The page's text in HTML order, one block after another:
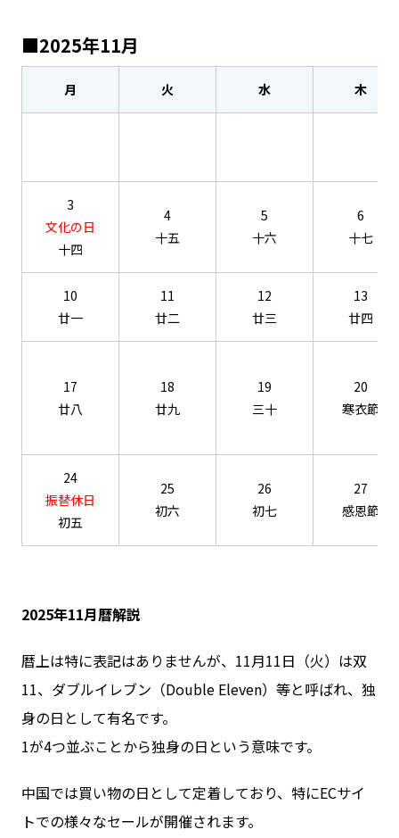
■2025年11月
月 火 水 木
3
文化の日
十四
4
十五
5
十六
6
十七
10
廿一
11
廿二
12
廿三
13
廿四
17
廿八
18
廿九
19
三十
20
寒衣節
24
振替休日
初五
25
初六
26
初七
27
感恩節
2025年11月暦解説
暦上は特に表記はありませんが、11月11日（火）は双
11、ダブルイレブン（Double Eleven）等と呼ばれ、独
身の日として有名です。
1が4つ並ぶことから独身の日という意味です。
中国では買い物の日として定着しており、特にECサイ
トでの様々なセールが開催されます。